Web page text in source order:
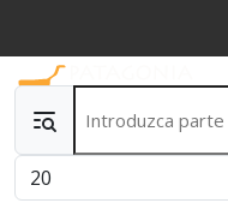
Cantidad